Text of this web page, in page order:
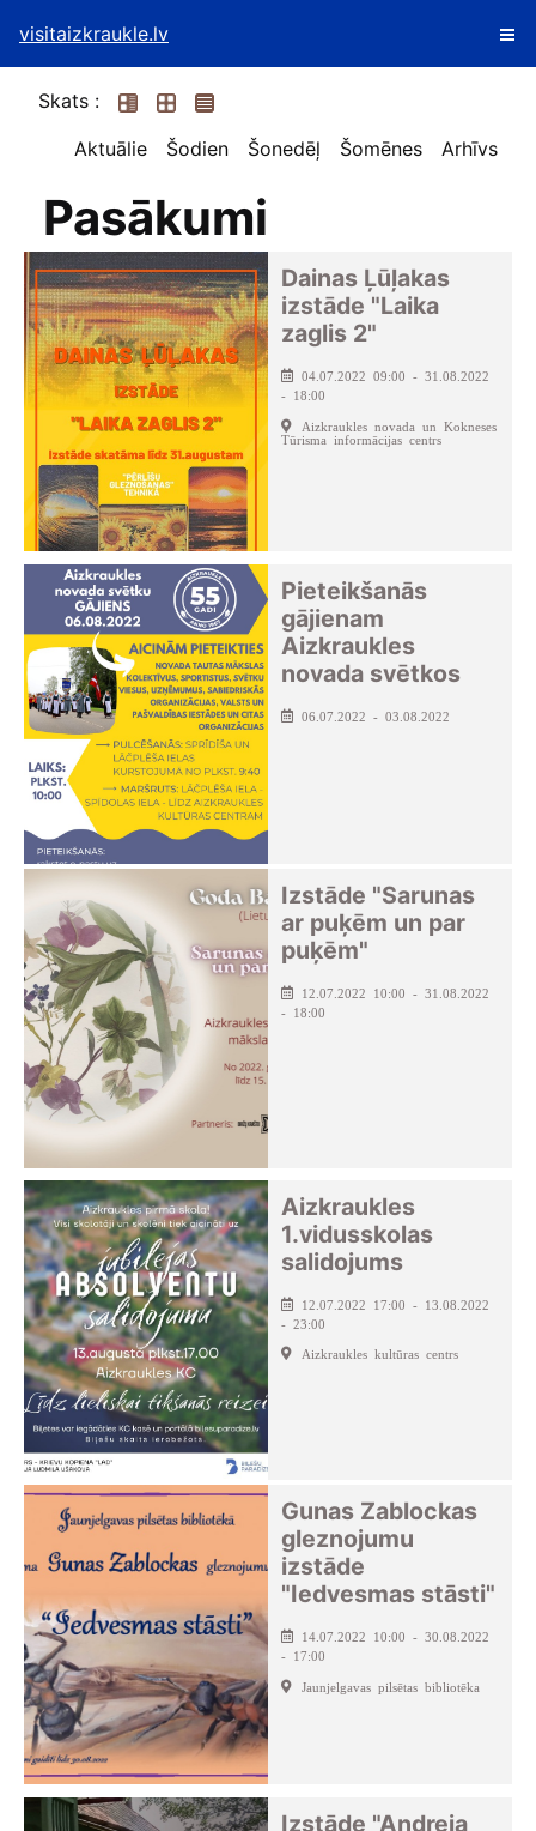
visitaizkraukle.lv
Skats :
Aktuālie
Šodien Šonedēļ Šomēnes Arhīvs
Pasākumi
Dainas Ļūļakas
izstāde "Laika
zaglis 2"
04.07.2022 09:00 - 31.08.2022
- 18:00
Aizkraukles novada un Kokneses
Tūrisma informācijas centrs
Pieteikšanās
gājienam
Aizkraukles
novada svētkos
06.07.2022 - 03.08.2022
Izstāde "Sarunas
ar puķēm un par
puķēm"
12.07.2022 10:00 - 31.08.2022
- 18:00
Aizkraukles
1.vidusskolas
salidojums
12.07.2022 17:00 - 13.08.2022
- 23:00
Aizkraukles kultūras centrs
Gunas Zablockas
gleznojumu
izstāde
"Iedvesmas stāsti"
14.07.2022 10:00 - 30.08.2022
- 17:00
Jaunjelgavas pilsētas bibliotēka
Izstāde "Andreja